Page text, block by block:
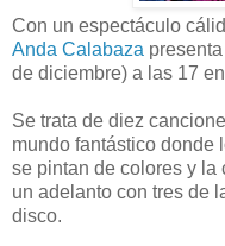
Con un espectáculo
Anda Calabaza
de diciembre) a las 17
Se trata de diez
mundo fantástico donde
se pintan de colores y la
un adelanto con tres de
disco.